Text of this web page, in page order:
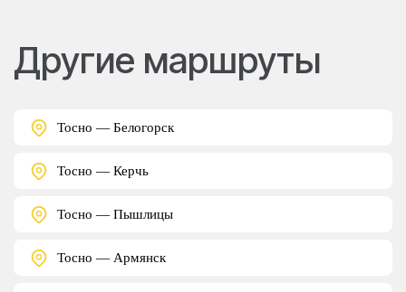
Другие маршруты
Тосно — Белогорск
Тосно — Керчь
Тосно — Пышлицы
Тосно — Армянск